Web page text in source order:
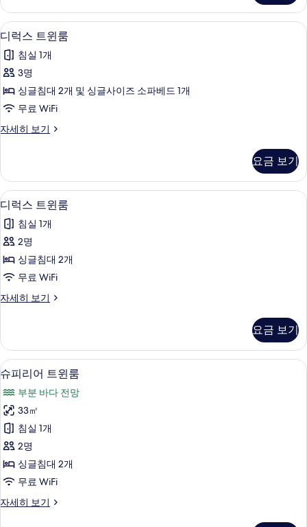
기
자
세
히
보
기
디
럭
스
트
윈
사
모
두
보
기
객실 내 금고, 책상, 암막 커튼, 무료 WiFi
2
디럭스 트윈룸
침실 1개
3명
싱글침대 2개 및 싱글사이즈 소파베드 1개
무료 WiFi
자세히 보기
디
윈
룸
자
세
히
보
요금 보기
디
럭
스
트
윈
사
모
두
보
기
디럭스 트윈룸 | 객실 내 금고, 책상, 암
5
디럭스 트윈룸
침실 1개
2명
싱글침대 2개
무료 WiFi
자세히 보기
디
윈
룸
자
세
히
보
기
요금 보기
슈
피
리
어
트
윈
룸
진
슈피리어 트윈룸 | 객실 내 금고, 책상,
6
슈피리어 트윈룸
부분 바다 전망
33㎡
침실 1개
2명
싱글침대 2개
무료 WiFi
자세히 보기
슈